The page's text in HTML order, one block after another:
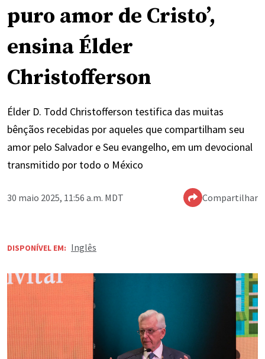
puro amor de Cristo’,
ensina Élder
Christofferson
Élder D. Todd Christofferson testifica das muitas
bênçãos recebidas por aqueles que compartilham seu
amor pelo Salvador e Seu evangelho, em um devocional
transmitido por todo o México
30 maio 2025, 11:56 a.m. MDT Compartilhar
DISPONÍVEL EM: Inglês